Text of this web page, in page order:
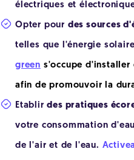
électriques et
Opter pour des sources
telles que l'énergie
green s'occupe d'installer
afin de promouvoir la
Etablirdes pratiques
votre consommation
de l'air et de l'eau.